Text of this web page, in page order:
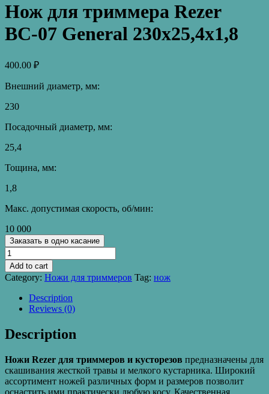
Нож для триммера Rezer
ВС-07 General 230х25,4х1,8
400.00 ₽
Внешний диаметр, мм:
230
Посадочный диаметр, мм:
25,4
Тощина, мм:
1,8
Макс. допустимая скорость, об/мин:
10 000
Заказать в одно касание
Нож
для
триммера
Rezer
ВС-07
General
230х25,4х1,8
quantity
Add to cart
Category: Ножи для триммеров Tag: нож
Description
Reviews (0)
Description
Ножи Rezer для триммеров и кусторезов предназначены для
скашивания жесткой травы и мелкого кустарника. Широкий
ассортимент ножей различных форм и размеров позволит
оснастить ими практически любую косу. Качественная